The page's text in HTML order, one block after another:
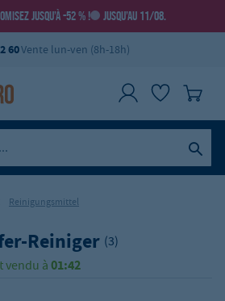
JUSQU’À -52 % ! JUSQU’AU 11/08.
60Vente lun-ven (8h-18h)
Reinigungsmittel
Reiniger (3)
vendu à 01:42